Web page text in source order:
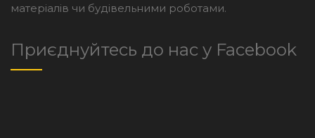
матеріалів чи будівельними роботами.
Приєднуйтесь до нас у Facebook